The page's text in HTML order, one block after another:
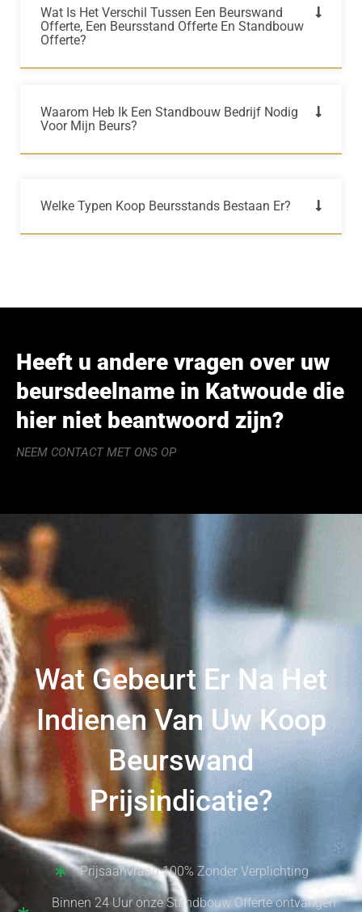
Wat Is Het Verschil Tussen Een Beurswand
Offerte, Een Beursstand Offerte En Standbouw
Offerte?
Waarom Heb Ik Een Standbouw Bedrijf Nodig
Voor Mijn Beurs?
Welke Typen Koop Beursstands Bestaan Er?
Heeft u andere vragen over uw
beursdeelname in Katwoude die
hier niet beantwoord zijn?
NEEM CONTACT MET ONS OP
Wat Gebeurt Er Na Het
Indienen Van Uw Koop
Beurswand
Prijsindicatie?
Prijsaanvraag 100% Zonder Verplichting
Binnen 24 Uur onze Standbouw Offerte ontvangen